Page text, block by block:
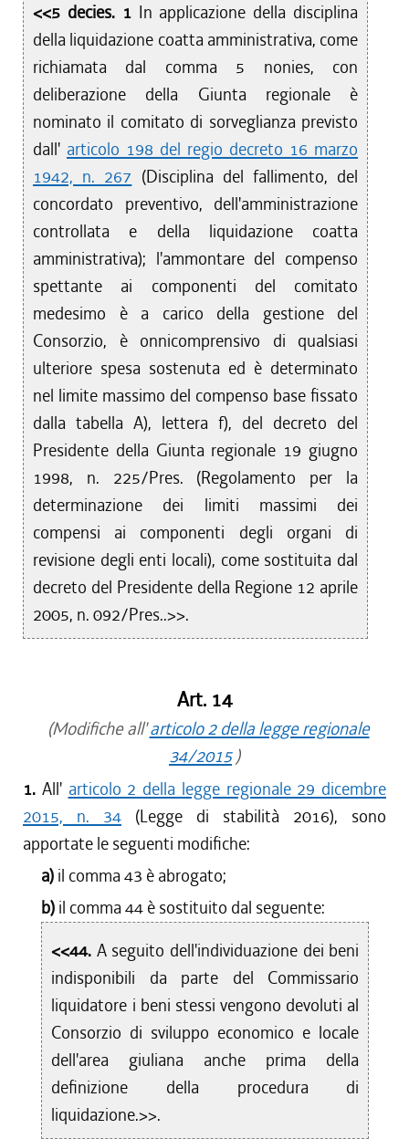
<<5 decies. 1In applicazione della disciplina
della liquidazione coatta amministrativa, come
richiamata dal comma 5 nonies, con
deliberazione della Giunta regionale è
nominato il comitato di sorveglianza previsto
dall' articolo 198 del regio decreto 16 marzo
1942, n. 267 (Disciplina del fallimento, del
concordato preventivo, dell'amministrazione
controllata e della liquidazione coatta
amministrativa); l'ammontare del compenso
spettante ai componenti del comitato
medesimo è a carico della gestione del
Consorzio, è onnicomprensivo di qualsiasi
ulteriore spesa sostenuta ed è determinato
nel limite massimo del compenso base fissato
dalla tabella A), lettera f), del decreto del
Presidente della Giunta regionale 19 giugno
1998, n. 225/Pres. (Regolamento per la
determinazione dei limiti massimi dei
compensi ai componenti degli organi di
revisione degli enti locali), come sostituita dal
decreto del Presidente della Regione 12 aprile
2005, n. 092/Pres..>>.
Art. 14
(Modifiche all'articolo 2 della legge regionale
34/2015)
1. All' articolo 2 della legge regionale 29 dicembre
2015, n. 34 (Legge di stabilità 2016), sono
apportate le seguenti modifiche:
a) il comma 43 è abrogato;
b) il comma 44 è sostituito dal seguente:
<<44. A seguito dell'individuazione dei beni
indisponibili da parte del Commissario
liquidatore i beni stessi vengono devoluti al
Consorzio di sviluppo economico e locale
dell'area giuliana anche prima della
definizione della procedura di
liquidazione.>>.